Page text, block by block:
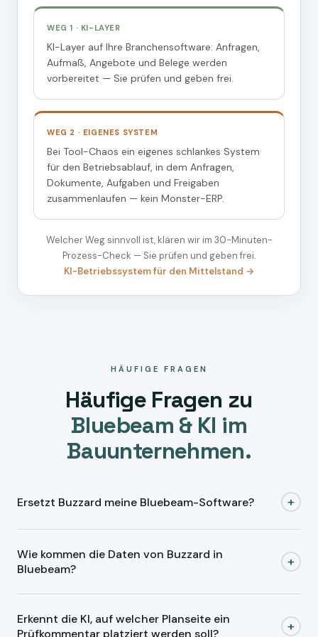
WEG 1 · KI-LAYER
KI-Layer auf Ihre Branchensoftware: Anfragen,
Aufmaß, Angebote und Belege werden
vorbereitet — Sie prüfen und geben frei.
WEG 2 · EIGENES SYSTEM
Bei Tool-Chaos ein eigenes schlankes System
für den Betriebsablauf, in dem Anfragen,
Dokumente, Aufgaben und Freigaben
zusammenlaufen — kein Monster-ERP.
Welcher Weg sinnvoll ist, klären wir im 30-Minuten-
Prozess-Check — Sie prüfen und geben frei.
KI-Betriebssystem für den Mittelstand →
HÄUFIGE FRAGEN
Häufige Fragen zu
Bluebeam & KI im
Bauunternehmen.
Ersetzt Buzzard meine Bluebeam-Software? +
Plan-Prüfung und Projektdokumentation. Buzzard arbeitet
davor: Prüfkommentare strukturieren, Notizen aus allen
Kanälen zusammenführen, Projektmappen befüllen. Den
fertigen Vorgang übergeben wir an Bluebeam — Sie
wechseln nichts.
Wie kommen die Daten von Buzzard in
Bluebeam?
+
Daten, Rückfragen, Dokumente und Freigabe sauber. Ob
Erkennt die KI, auf welcher Planseite ein
Prüfkommentar platziert werden soll?
+